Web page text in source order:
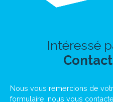
Intéressé
Nous vous remercions de
formulaire, nous vous